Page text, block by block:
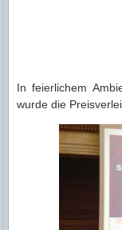
In feierlichem
wurde die